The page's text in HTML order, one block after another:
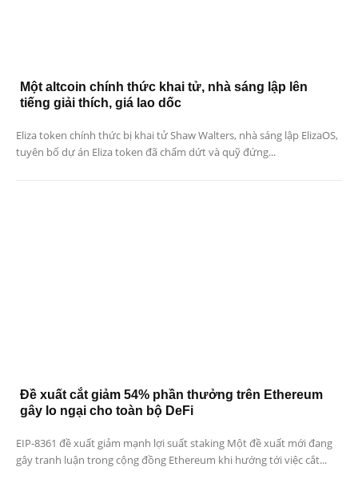
Một altcoin chính thức khai tử, nhà sáng lập lên
tiếng giải thích, giá lao dốc
Eliza token chính thức bị khai tử Shaw Walters, nhà sáng lập ElizaOS,
tuyên bố dự án Eliza token đã chấm dứt và quỹ đứng...
Đề xuất cắt giảm 54% phần thưởng trên Ethereum
gây lo ngại cho toàn bộ DeFi
EIP-8361 đề xuất giảm mạnh lợi suất staking Một đề xuất mới đang
gây tranh luận trong cộng đồng Ethereum khi hướng tới việc cắt...